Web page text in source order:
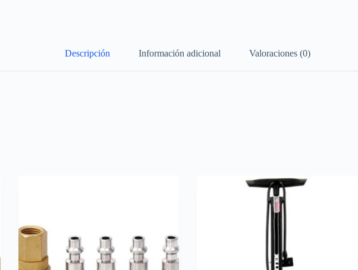
Descripción Información adicional Valoraciones (0)